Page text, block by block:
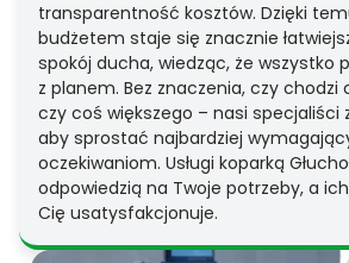
transparentność kosztów. Dzięki
budżetem staje się znacznie
spokój ducha, wiedząc, że wszystko
z planem. Bez znaczenia, czy chodzi
czy coś większego – nasi specjaliści
aby sprostać najbardziej
oczekiwaniom. Usługi koparką
odpowiedzią na Twoje potrzeby, a
Cię usatysfakcjonuje.